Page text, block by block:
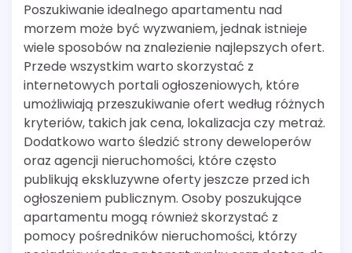
Poszukiwanie idealnego apartamentu nad
morzem może być wyzwaniem, jednak istnieje
wiele sposobów na znalezienie najlepszych ofert.
Przede wszystkim warto skorzystać z
internetowych portali ogłoszeniowych, które
umożliwiają przeszukiwanie ofert według różnych
kryteriów, takich jak cena, lokalizacja czy metraż.
Dodatkowo warto śledzić strony deweloperów
oraz agencji nieruchomości, które często
publikują ekskluzywne oferty jeszcze przed ich
ogłoszeniem publicznym. Osoby poszukujące
apartamentu mogą również skorzystać z
pomocy pośredników nieruchomości, którzy